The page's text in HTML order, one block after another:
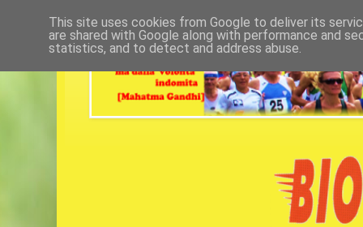
This site uses cookies from Google to deliver its
are shared with Google along with performance and
statistics, and to detect and address abuse.